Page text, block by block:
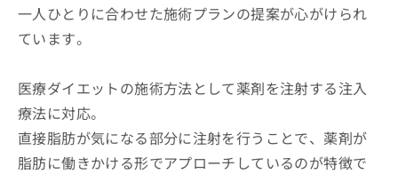
一人ひとりに合わせた施術プランの提案が心がけられ
ています。
医療ダイエットの施術方法として薬剤を注射する注入
療法に対応。
直接脂肪が気になる部分に注射を行うことで、薬剤が
脂肪に働きかける形でアプローチしているのが特徴で